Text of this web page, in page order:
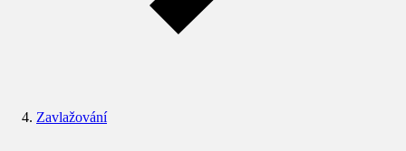
Zavlažování